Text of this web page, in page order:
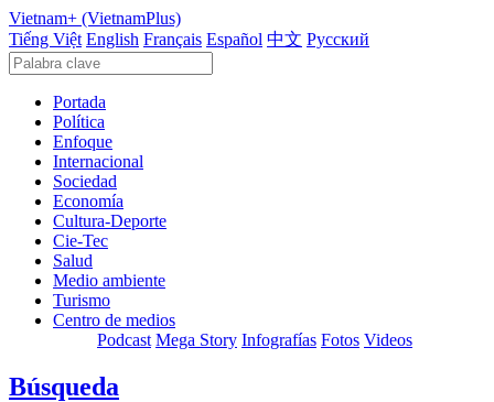
Vietnam+ (VietnamPlus)
Tiếng Việt English Français Español 中文 Русский
Portada
Política
Enfoque
Internacional
Sociedad
Economía
Cultura-Deporte
Cie-Tec
Salud
Medio ambiente
Turismo
Centro de medios
Podcast Mega Story Infografías Fotos Videos
Búsqueda